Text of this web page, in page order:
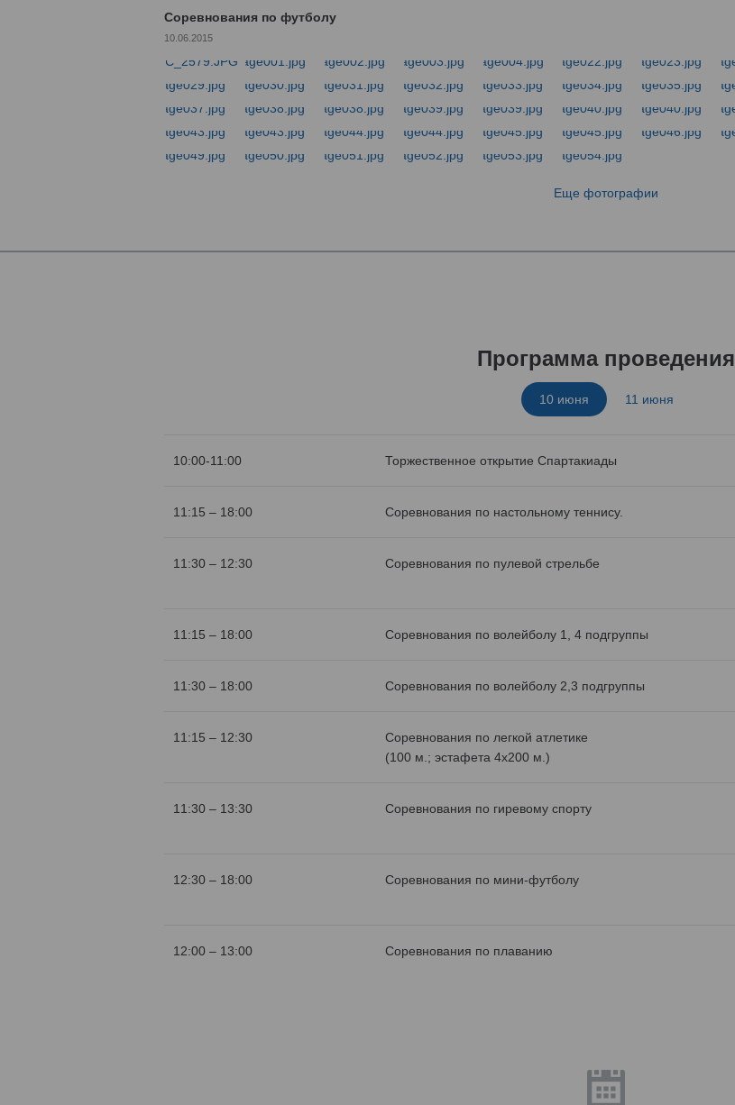
Соревнования по футболу
10.06.2015
Еще фотографии
Программа проведения
10 июня 11 июня
10:00-11:00 Торжественное открытие Спартакиады
11:15 – 18:00 Соревнования по настольному теннису.
11:30 – 12:30 Соревнования по пулевой стрельбе
11:15 – 18:00 Соревнования по волейболу 1, 4 подгруппы
11:30 – 18:00 Соревнования по волейболу 2,3 подгруппы
11:15 – 12:30
Соревнования по легкой атлетике
(100 м.; эстафета 4х200 м.)
11:30 – 13:30 Соревнования по гиревому спорту
12:30 – 18:00 Соревнования по мини-футболу
12:00 – 13:00 Соревнования по плаванию